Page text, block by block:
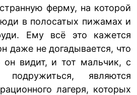
ферму, на которой
в полосатых пижамах и
Ему всё это кажется
даже не догадывается, что
видит, и тот мальчик, с
являются
лагеря, которых